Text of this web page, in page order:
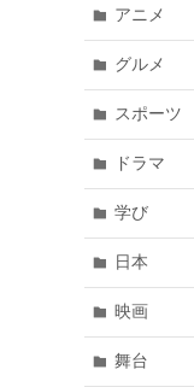
アニメ
グルメ
スポーツ
ドラマ
学び
日本
映画
舞台